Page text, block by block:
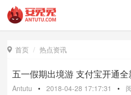
 首页 热点资讯
五一假期出境游 支付宝开通
Antutu • 2018-04-28 17:17:31 •